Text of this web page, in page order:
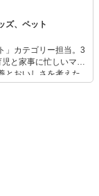
容・健康情報や今
・体質改善メソッド
賞。
ズ、ペット
」カテゴリー担当。3
と家事に忙しいママ
とおいしさを考えた
を楽しむためのスイ